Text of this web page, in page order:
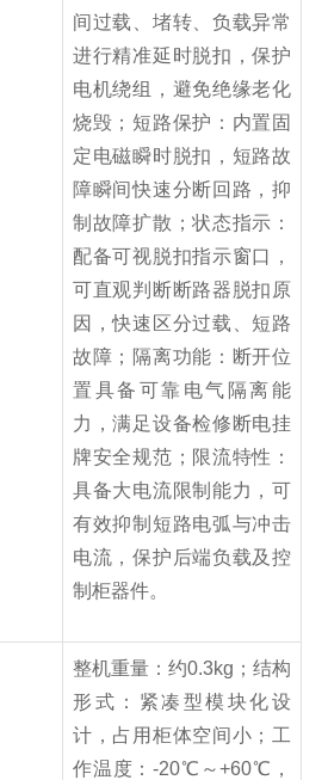
间过载、堵转、负载异常
进行精准延时脱扣，保护
电机绕组，避免绝缘老化
烧毁；短路保护：内置固
定电磁瞬时脱扣，短路故
障瞬间快速分断回路，抑
制故障扩散；状态指示：
配备可视脱扣指示窗口，
可直观判断断路器脱扣原
因，快速区分过载、短路
故障；隔离功能：断开位
置具备可靠电气隔离能
力，满足设备检修断电挂
牌安全规范；限流特性：
具备大电流限制能力，可
有效抑制短路电弧与冲击
电流，保护后端负载及控
制柜器件。
整机重量：约0.3kg；结构
形式：紧凑型模块化设
计，占用柜体空间小；工
作温度：-20℃～+60℃，